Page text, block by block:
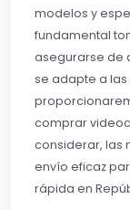
modelos y
fundamental
asegurarse de
se adapte a las
comprar
considerar, las
envío eficaz
rápida en